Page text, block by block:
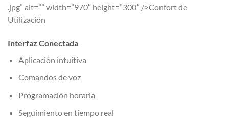
.jpg” alt=”” width=”970″ height=”300″ />Confort de
Utilización
Interfaz Conectada
Aplicación intuitiva
Comandos de voz
Programación horaria
Seguimiento en tiempo real